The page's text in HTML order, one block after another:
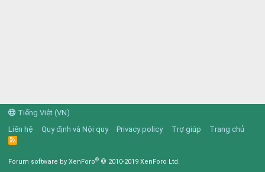
Tiếng Việt (VN)
Liên hệ
Quy định và Nội quy Privacy policy Trợ giúp Trang chủ
R
S
Forum software by XenForo® © 2010-2019 XenForo Ltd.